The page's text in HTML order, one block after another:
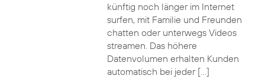
künftig noch länger im Internet
surfen, mit Familie und Freunden
chatten oder unterwegs Videos
streamen. Das höhere
Datenvolumen erhalten Kunden
automatisch bei jeder […]